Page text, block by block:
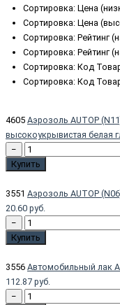
Сортировка: Цена
Сортировка: Цена
Сортировка: Рейтинг
Сортировка: Рейтинг
Сортировка: Код
Сортировка: Код
4605 Аэрозоль AUTOP
высокоукрывистая белая
−
Купить
3551 Аэрозоль AUTOP
20.60 руб.
−
Купить
3556 Автомобильный лак
112.87 руб.
−